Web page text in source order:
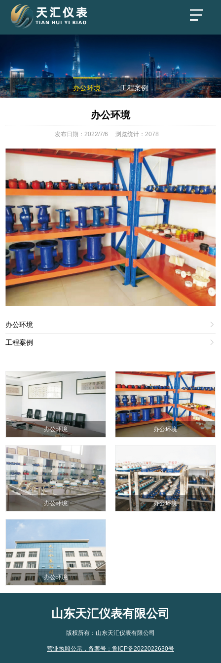
办公环境 工程案例
办公环境
发布日期：2022/7/6 浏览统计：2078
办公环境 
工程案例 
办公环境 办公环境
办公环境 办公环境
办公环境
山东天汇仪表有限公司
版权所有：山东天汇仪表有限公司
营业执照公示 ， 备案号：鲁ICP备2022022630号